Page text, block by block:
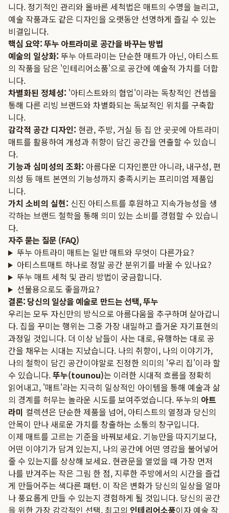
니다. 정기적인 관리와 올바른 세척법은 매트의 수명을 늘리고,
예술 작품과도 같은 디자인을 오랫동안 선명하게 즐길 수 있는
비결입니다.
핵심 요약: 뚜누 아트라미로 공간을 바꾸는 방법
예술의 일상화: 뚜누 아트라미는 단순한 매트가 아닌, 아티스트
의 작품을 담은 '인테리어소품'으로 공간에 예술적 가치를 더합
니다.
차별화된 정체성: '아티스트와의 협업'이라는 독창적인 컨셉을
통해 다른 리빙 브랜드와 차별화되는 독보적인 위치를 구축합
니다.
감각적 공간 디자인: 현관, 주방, 거실 등 집 안 곳곳에 아트라미
매트를 활용하여 개성과 취향이 담긴 공간을 연출할 수 있습니
다.
기능과 심미성의 조화: 아름다운 디자인뿐만 아니라, 내구성, 편
의성 등 매트 본연의 기능성까지 충족시키는 프리미엄 제품입
니다.
가치 소비의 실현: 신진 아티스트를 후원하고 지속가능성을 생
각하는 브랜드 철학을 통해 의미 있는 소비를 경험할 수 있습니
다.
자주 묻는 질문 (FAQ)
뚜누 아트라미 매트는 일반 매트와 무엇이 다른가요?
아티스트매트 하나로 정말 공간 분위기를 바꿀 수 있나요?
뚜누 매트 세척 및 관리 방법이 궁금합니다.
선물용으로도 좋을까요?
결론: 당신의 일상을 예술로 만드는 선택, 뚜누
우리는 모두 자신만의 방식으로 아름다움을 추구하며 살아갑니
다. 집을 꾸미는 행위는 그중 가장 내밀하고 즐거운 자기표현의
과정일 것입니다. 더 이상 남들이 사는 대로, 유행하는 대로 공
간을 채우는 시대는 지났습니다. 나의 취향이, 나의 이야기가,
나의 철학이 담긴 공간이야말로 진정한 의미의 '우리 집'이라 할
수 있습니다.뚜누(tounou)는 이러한 시대적 흐름을 정확히
읽어내고, '매트'라는 지극히 일상적인 아이템을 통해 예술과 삶
의 경계를 허무는 놀라운 시도를 보여주었습니다. 뚜누의 아트
라미 컬렉션은 단순한 제품을 넘어, 아티스트의 열정과 당신의
안목이 만나 새로운 가치를 창출하는 소통의 창구입니다.
이제 매트를 고르는 기준을 바꿔보세요. 기능만을 따지기보다,
어떤 이야기가 담겨 있는지, 나의 공간에 어떤 영감을 불어넣어
줄 수 있는지를 상상해 보세요. 현관문을 열었을 때 가장 먼저
나를 반겨주는 작은 그림 한 점, 지루한 주방에서의 시간을 즐겁
게 만들어주는 색다른 패턴. 이 작은 변화가 당신의 일상을 얼마
나 풍요롭게 만들 수 있는지 경험하게 될 것입니다. 당신의 공간
을 위한 가장 감각적인 선택, 최고의 인테리어소품이자 예술 작